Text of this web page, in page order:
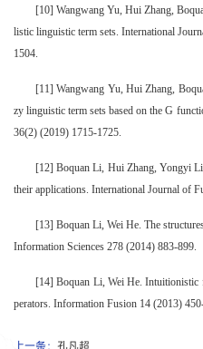
[10] Wangwang Yu, Hui Zhang,
listic linguistic term sets. International
1504.
[11] Wangwang Yu, Hui Zhang,
zy linguistic term sets based on the G
36(2) (2019) 1715-1725.
[12] Boquan Li, Hui Zhang, Yongyi
their applications. International Journal of
[13] Boquan Li, Wei He. The
Information Sciences 278 (2014) 883-899.
[14] Boquan Li, Wei He.
perators. Information Fusion 14 (2013)
上一条： 孔凡超